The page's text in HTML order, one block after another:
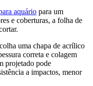
aquário para um
e coberturas, a folha de
uma chapa de acrílico
correta e colagem
projetado pode
a impactos, menor